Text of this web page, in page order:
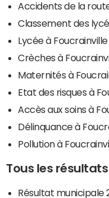
Accidents de la
Classement des
Lycée à Foucrainville
Crèches à
Maternités à
Etat des risques à
Accès aux soins à
Délinquance à
Pollution à
Tous les
Résultat municipale